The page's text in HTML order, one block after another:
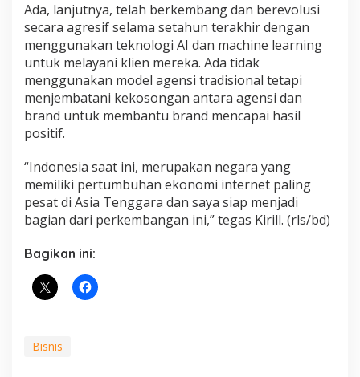
Ada, lanjutnya, telah berkembang dan berevolusi
secara agresif selama setahun terakhir dengan
menggunakan teknologi AI dan machine learning
untuk melayani klien mereka. Ada tidak
menggunakan model agensi tradisional tetapi
menjembatani kekosongan antara agensi dan
brand untuk membantu brand mencapai hasil
positif.
“Indonesia saat ini, merupakan negara yang
memiliki pertumbuhan ekonomi internet paling
pesat di Asia Tenggara dan saya siap menjadi
bagian dari perkembangan ini,” tegas Kirill. (rls/bd)
Bagikan ini:
Bisnis